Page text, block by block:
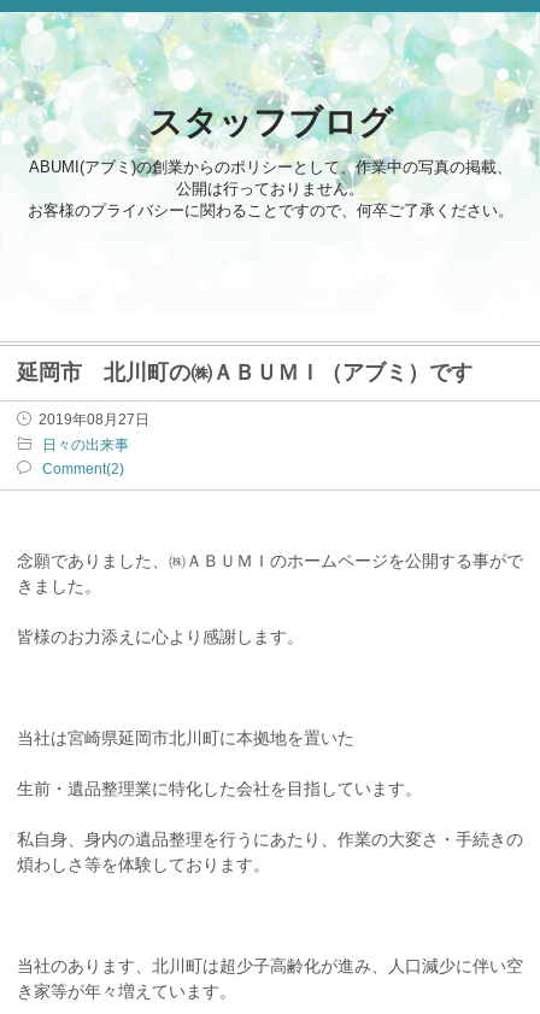
スタッフブログ
ABUMI(アブミ)の創業からのポリシーとして、作業中の写真の掲載、
公開は行っておりません。
お客様のプライバシーに関わることですので、何卒ご了承ください。
延岡市 北川町の㈱ＡＢＵＭＩ（アブミ）です
2019年08月27日
日々の出来事
Comment(2)
念願でありました、㈱ＡＢＵＭＩのホームページを公開する事がで
きました。
皆様のお力添えに心より感謝します。
当社は宮崎県延岡市北川町に本拠地を置いた
生前・遺品整理業に特化した会社を目指しています。
私自身、身内の遺品整理を行うにあたり、作業の大変さ・手続きの
煩わしさ等を体験しております。
当社のあります、北川町は超少子高齢化が進み、人口減少に伴い空
き家等が年々増えています。